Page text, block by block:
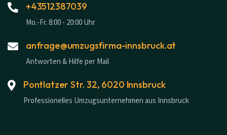
+43512387039
Mo.-Fr. 8:00 - 20:00 Uhr
anfrage@umzugsfirma-innsbruck.at
Antworten & Hilfe per Mail
Pontlatzer Str. 32, 6020 Innsbruck
Professionelles Umzugsunternehmen aus Innsbruck